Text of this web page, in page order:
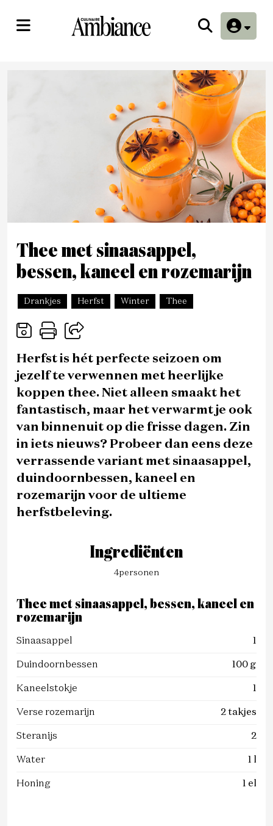
Thee met sinaasappel,
bessen, kaneel en rozemarijn
Drankjes Herfst Winter Thee
Herfst is hét perfecte seizoen om
jezelf te verwennen met heerlijke
koppen thee. Niet alleen smaakt het
fantastisch, maar het verwarmt je ook
van binnenuit op die frisse dagen. Zin
in iets nieuws? Probeer dan eens deze
verrassende variant met sinaasappel,
duindoornbessen, kaneel en
rozemarijn voor de ultieme
herfstbeleving.
Ingrediënten
4personen
Thee met sinaasappel, bessen, kaneel en
rozemarijn
Sinaasappel 1
Duindoornbessen 100 g
Kaneelstokje 1
Verse rozemarijn 2 takjes
Steranijs 2
Water 1 l
Honing 1 el